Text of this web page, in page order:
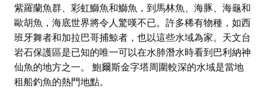
紫羅蘭魚群、彩虹鰤魚和鰤魚，到馬林魚、海豚、海龜和
歐胡魚，海底世界將令人驚嘆不已。許多稀有物種，如西
班牙舞者和加拉巴哥捕鯨者，也以這些水域為家。天文台
岩石保護區是已知的唯一可以在水肺潛水時看到巴利納神
仙魚的地方之一。 鮑爾斯金字塔周圍較深的水域是當地
租船釣魚的熱門地點。